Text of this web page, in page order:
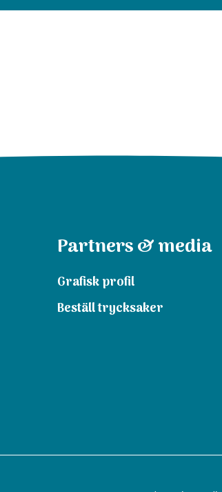
Partners & media
Grafisk profil
Beställ trycksaker